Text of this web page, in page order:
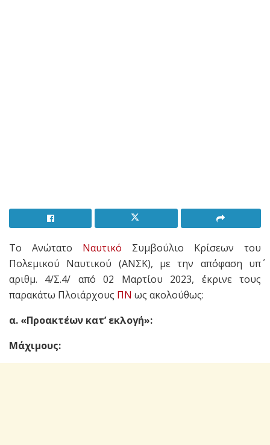
Το Ανώτατο Ναυτικό Συμβούλιο Κρίσεων του
Πολεμικού Ναυτικού (ΑΝΣΚ), με την απόφαση υπ΄
αριθμ. 4/Σ.4/ από 02 Μαρτίου 2023, έκρινε τους
παρακάτω Πλοιάρχους ΠΝ ως ακολούθως:
α. «Προακτέων κατ’ εκλογή»:
Μάχιμους: